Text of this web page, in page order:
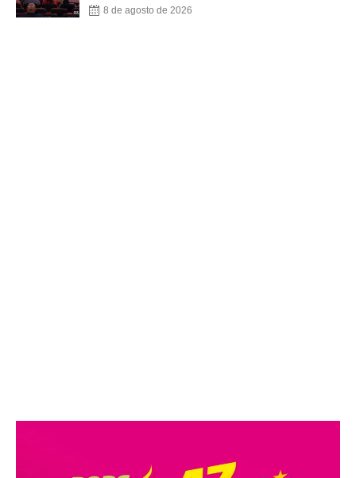
Norton
8 de agosto de 2026